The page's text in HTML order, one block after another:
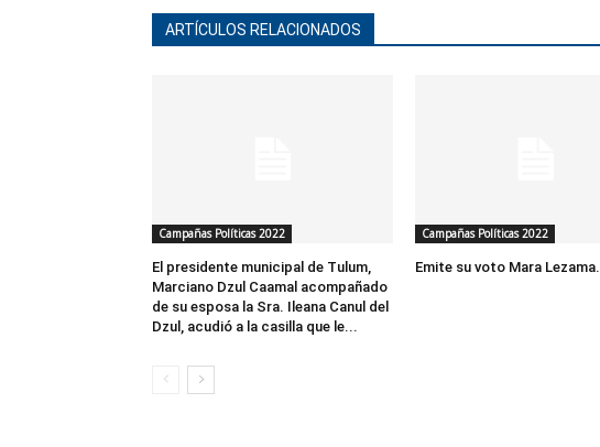
ARTÍCULOS RELACIONADOS
Campañas Políticas 2022
El presidente municipal de Tulum,
Marciano Dzul Caamal acompañado
de su esposa la Sra. Ileana Canul del
Dzul, acudió a la casilla que le...
Campañas Políticas 2022
Emite su voto Mara Lezama.